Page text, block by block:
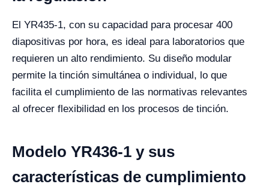
El YR435-1, con su capacidad para procesar 400
diapositivas por hora, es ideal para laboratorios que
requieren un alto rendimiento. Su diseño modular
permite la tinción simultánea o individual, lo que
facilita el cumplimiento de las normativas relevantes
al ofrecer flexibilidad en los procesos de tinción.
Modelo YR436-1 y sus
características de cumplimiento